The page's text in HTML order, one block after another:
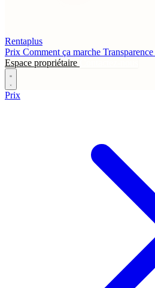
Rentaplus
Prix Comment ça marche Transparence
Espace propriétaire
Prix